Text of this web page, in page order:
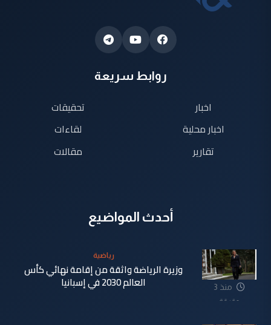
روابط سريعة
اخبار
اخبار محلية
تقارير
تحقيقات
لقاءات
مقالات
أحدث المواضيع
منذ 3
دقيقة
رياضية
وزيرة الرياضة واثقة من إقامة نهائي كأس
العالم 2030 في إسبانيا